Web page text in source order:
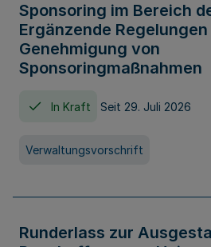
Sponsoring im Bereich
Ergänzende
Genehmigung von
Sponsoringmaßnahmen
In Kraft Seit 29. Juli 2026
Verwaltungsvorschrift
Runderlass zur